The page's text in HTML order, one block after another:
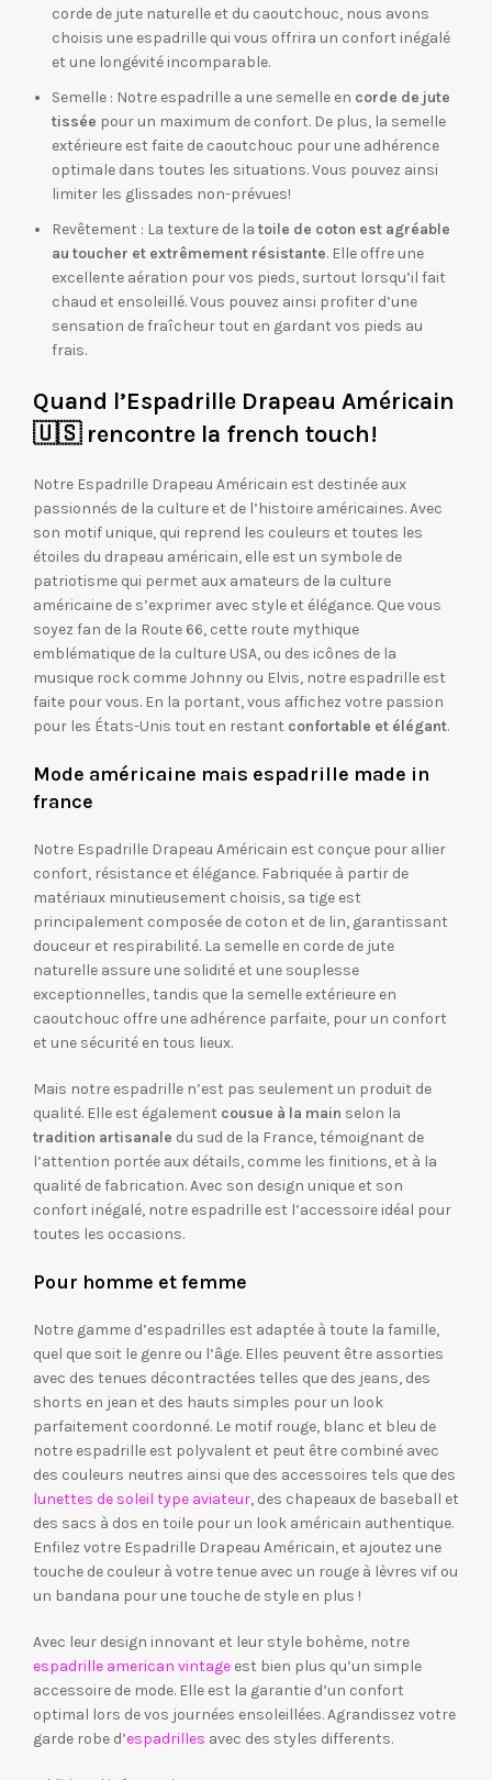
corde de jute naturelle et du caoutchouc, nous avons
choisis une espadrille qui vous offrira un confort inégalé
et une longévité incomparable.
Semelle : Notre espadrille a une semelle en corde de jute
tissée pour un maximum de confort. De plus, la semelle
extérieure est faite de caoutchouc pour une adhérence
optimale dans toutes les situations. Vous pouvez ainsi
limiter les glissades non-prévues!
Revêtement : La texture de la toile de coton est agréable
au toucher et extrêmement résistante. Elle offre une
excellente aération pour vos pieds, surtout lorsqu’il fait
chaud et ensoleillé. Vous pouvez ainsi profiter d’une
sensation de fraîcheur tout en gardant vos pieds au
frais.
Quand l’Espadrille Drapeau Américain
🇺🇸 rencontre la french touch!
Notre Espadrille Drapeau Américain est destinée aux
passionnés de la culture et de l’histoire américaines. Avec
son motif unique, qui reprend les couleurs et toutes les
étoiles du drapeau américain, elle est un symbole de
patriotisme qui permet aux amateurs de la culture
américaine de s’exprimer avec style et élégance. Que vous
soyez fan de la Route 66, cette route mythique
emblématique de la culture USA, ou des icônes de la
musique rock comme Johnny ou Elvis, notre espadrille est
faite pour vous. En la portant, vous affichez votre passion
pour les États-Unis tout en restant confortable et élégant.
Mode américaine mais espadrille made in
france
Notre Espadrille Drapeau Américain est conçue pour allier
confort, résistance et élégance. Fabriquée à partir de
matériaux minutieusement choisis, sa tige est
principalement composée de coton et de lin, garantissant
douceur et respirabilité. La semelle en corde de jute
naturelle assure une solidité et une souplesse
exceptionnelles, tandis que la semelle extérieure en
caoutchouc offre une adhérence parfaite, pour un confort
et une sécurité en tous lieux.
Mais notre espadrille n’est pas seulement un produit de
qualité. Elle est également cousue à la main selon la
tradition artisanale du sud de la France, témoignant de
l’attention portée aux détails, comme les finitions, et à la
qualité de fabrication. Avec son design unique et son
confort inégalé, notre espadrille est l’accessoire idéal pour
toutes les occasions.
Pour homme et femme
Notre gamme d’espadrilles est adaptée à toute la famille,
quel que soit le genre ou l’âge. Elles peuvent être assorties
avec des tenues décontractées telles que des jeans, des
shorts en jean et des hauts simples pour un look
parfaitement coordonné. Le motif rouge, blanc et bleu de
notre espadrille est polyvalent et peut être combiné avec
des couleurs neutres ainsi que des accessoires tels que des
lunettes de soleil type aviateur, des chapeaux de baseball et
des sacs à dos en toile pour un look américain authentique.
Enfilez votre Espadrille Drapeau Américain, et ajoutez une
touche de couleur à votre tenue avec un rouge à lèvres vif ou
un bandana pour une touche de style en plus !
Avec leur design innovant et leur style bohème, notre
espadrille american vintage est bien plus qu’un simple
accessoire de mode. Elle est la garantie d’un confort
optimal lors de vos journées ensoleillées. Agrandissez votre
garde robe d’espadrilles avec des styles differents.